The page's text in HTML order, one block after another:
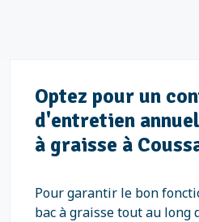
Optez pour un
d'entretien
à graisse à
Pour garantir le bon
bac à graisse tout au long